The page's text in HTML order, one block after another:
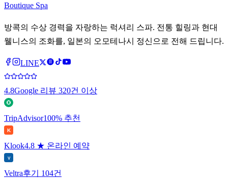
Boutique Spa
방콕의 수상 경력을 자랑하는 럭셔리 스파. 전통 힐링과 현대
웰니스의 조화를, 일본의 오모테나시 정신으로 전해 드립니다.
LINE
4.8Google 리뷰 320건 이상
TripAdvisor100% 추천
K
Klook4.8 ★ 온라인 예약
V
Veltra후기 104건